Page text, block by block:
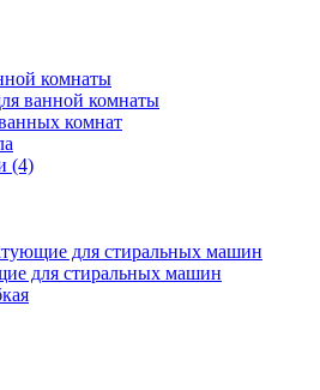
комнаты
ванной комнаты
комнат
(4)
для стиральных машин
для стиральных машин